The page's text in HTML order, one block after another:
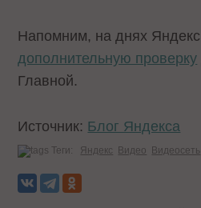
Напомним, на днях Яндекс
дополнительную проверку
Главной.
Источник: Блог Яндекса
Теги: Яндекс Видео Видеосеть